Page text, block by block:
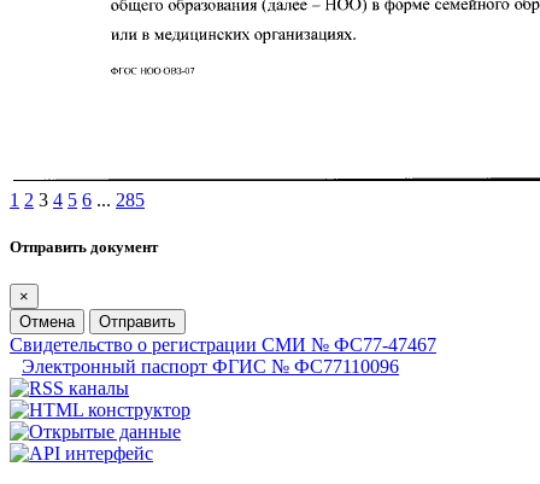
1 2 3 4 5 6 ... 285
Отправить документ
×
Отмена
Отправить
Свидетельство о регистрации СМИ № ФС77-47467
Электронный паспорт ФГИС № ФС77110096